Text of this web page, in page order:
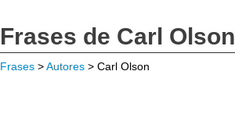
Frases de Carl Olson
Frases >Autores > Carl Olson